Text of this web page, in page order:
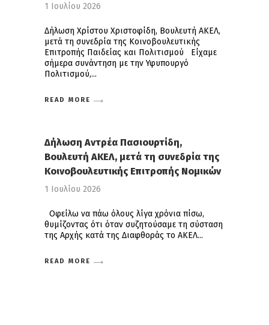
1 Ιουλίου 2026
Δήλωση Χρίστου Χριστοφίδη, Βουλευτή ΑΚΕΛ,
μετά τη συνεδρία της Κοινοβουλευτικής
Επιτροπής Παιδείας και Πολιτισμού Είχαμε
σήμερα συνάντηση με την Υφυπουργό
Πολιτισμού,
READ MORE
Δήλωση Αντρέα Πασιουρτίδη,
Βουλευτή ΑΚΕΛ, μετά τη συνεδρία της
Κοινοβουλευτικής Επιτροπής Νομικών
1 Ιουλίου 2026
Οφείλω να πάω όλους λίγα χρόνια πίσω,
θυμίζοντας ότι όταν συζητούσαμε τη σύσταση
της Αρχής κατά της Διαφθοράς το ΑΚΕΛ
READ MORE